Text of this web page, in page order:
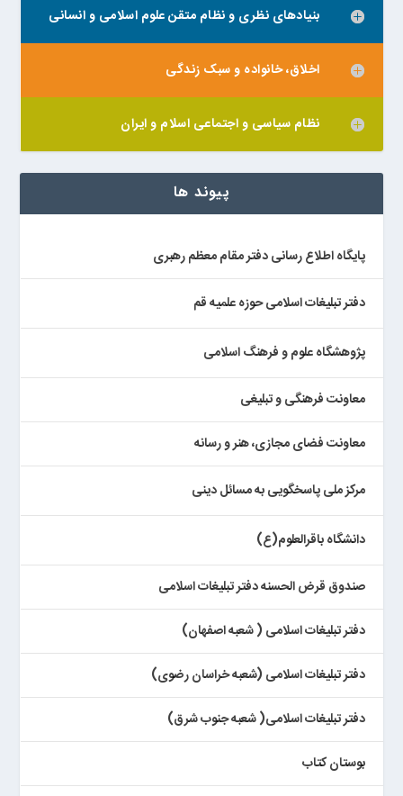
بنیادهای نظری و نظام متقن علوم اسلامی و انسانی
اخلاق، خانواده و سبک زندگی
نظام سیاسی و اجتماعی اسلام و ایران
پیوند ها
پایگاه اطلاع رسانی دفتر مقام معظم رهبری
دفتر تبلیغات اسلامی حوزه علمیه قم
پژوهشگاه علوم و فرهنگ اسلامی
معاونت فرهنگی و تبلیغی
معاونت فضای مجازی، هنر و رسانه
مرکز ملی پاسخگویی به مسائل دینی
دانشگاه باقرالعلوم(ع)
صندوق قرض الحسنه دفتر تبلیغات اسلامی
دفتر تبلیغات اسلامی ( شعبه اصفهان)
دفتر تبلیغات اسلامی (شعبه خراسان رضوی)
دفتر تبلیغات اسلامی( شعبه جنوب شرق)
بوستان کتاب